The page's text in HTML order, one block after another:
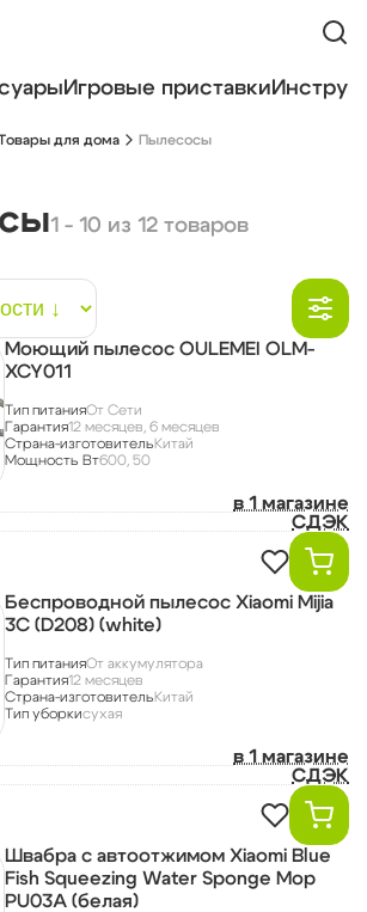
Игровые приставки
для дома Пылесосы
1 - 10 из 12 товаров
Моющий пылесос OULEMEI OLM-
XCY011
Тип питанияОт Сети
Гарантия12 месяцев, 6 месяцев
Страна-изготовительКитай
Мощность Вт600, 50
в 1 магазине
СДЭК
Беспроводной пылесос Xiaomi Mijia
3C (D208) (white)
Тип питанияОт аккумулятора
Гарантия12 месяцев
Страна-изготовительКитай
Тип уборкисухая
в 1 магазине
СДЭК
Швабра с автоотжимом Xiaomi Blue
Fish Squeezing Water Sponge Mop
PU03A (белая)